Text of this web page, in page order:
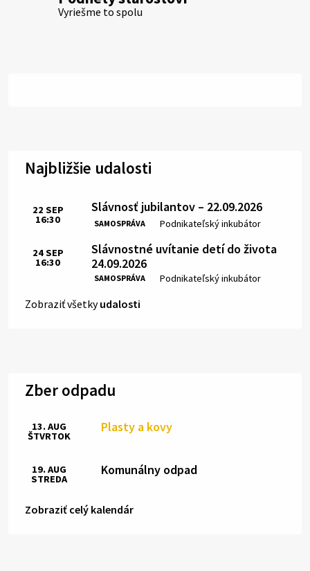
Vyriešme to spolu
Najbližšie udalosti
Slávnosť jubilantov – 22.09.2026
SAMOSPRÁVA Miesto:
Podnikateľský inkubátor
Čas:
22 SEP
16:30
Slávnostné uvítanie detí do života
24.09.2026
SAMOSPRÁVA Miesto:
Podnikateľský inkubátor
Čas:
24SEP
16:30
Zobraziť všetkyudalosti
Zber odpadu
Plasty a kovy
13. AUG
ŠTVRTOK
Komunálny odpad
19. AUG
STREDA
Zobraziť celý kalendár